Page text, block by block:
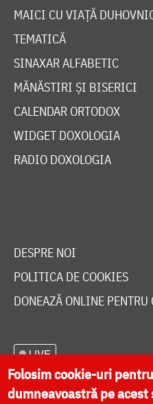
MAICI CU VIAȚĂ
TEMATICĂ
SINAXAR ALFABETIC
MĂNĂSTIRI ȘI BISERICI
CALENDAR ORTODOX
WIDGET DOXOLOGIA
RADIO DOXOLOGIA
DESPRE NOI
POLITICA DE COOKIES
DONEAZĂ ONLINE
LIVE
Folosim cookie-uri
dumneavoastră pe acest